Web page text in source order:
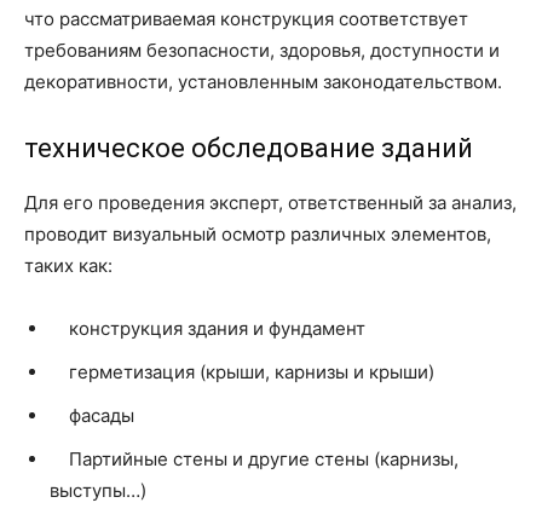
что рассматриваемая конструкция соответствует
требованиям безопасности, здоровья, доступности и
декоративности, установленным законодательством.
техническое обследование зданий
Для его проведения эксперт, ответственный за анализ,
проводит визуальный осмотр различных элементов,
таких как:
конструкция здания и фундамент
герметизация (крыши, карнизы и крыши)
фасады
Партийные стены и другие стены (карнизы,
выступы…)